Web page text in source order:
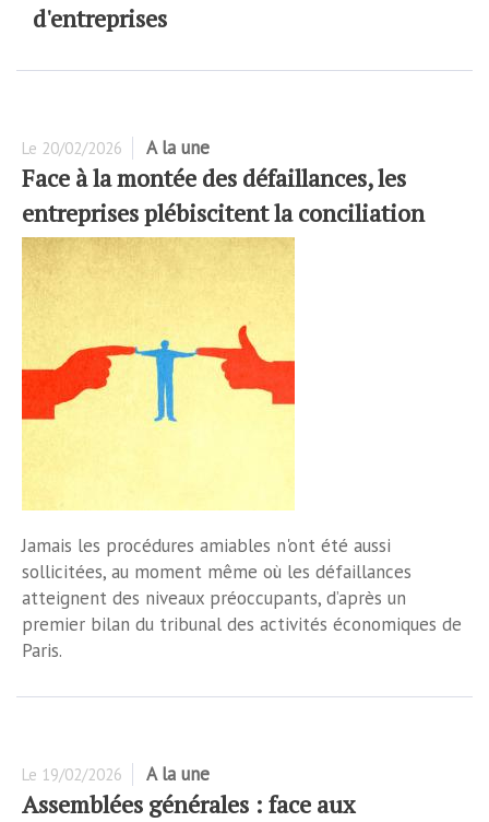
d'entreprises
Le 20/02/2026 A la une
Face à la montée des défaillances, les
entreprises plébiscitent la conciliation
Jamais les procédures amiables n'ont été aussi
sollicitées, au moment même où les défaillances
atteignent des niveaux préoccupants, d’après un
premier bilan du tribunal des activités économiques de
Paris.
Le 19/02/2026 A la une
Assemblées générales : face aux